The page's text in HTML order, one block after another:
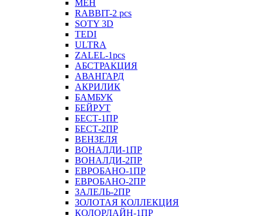
MEH
RABBIT-2 pcs
SOTY 3D
TEDI
ULTRA
ZALEL-1pcs
АБСТРАКЦИЯ
АВАНГАРД
АКРИЛИК
БАМБУК
БЕЙРУТ
БЕСТ-1ПР
БЕСТ-2ПР
ВЕНЗЕЛЯ
ВОНАЛДИ-1ПР
ВОНАЛДИ-2ПР
ЕВРОБАНО-1ПР
ЕВРОБАНО-2ПР
ЗАЛЕЛЬ-2ПР
ЗОЛОТАЯ КОЛЛЕКЦИЯ
КОЛОРЛАЙН-1ПР